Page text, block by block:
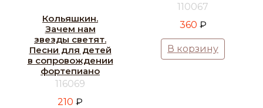
Кольяшкин.
Зачем нам
звезды светят.
Песни для детей
в сопровождении
фортепиано
116069
210 ₽
110067
360 ₽
В корзину